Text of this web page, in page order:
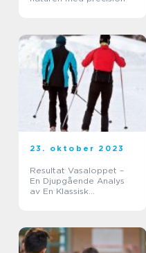
23. oktober 2023
Resultat Vasaloppet –
En Djupgående Analys
av En Klassisk